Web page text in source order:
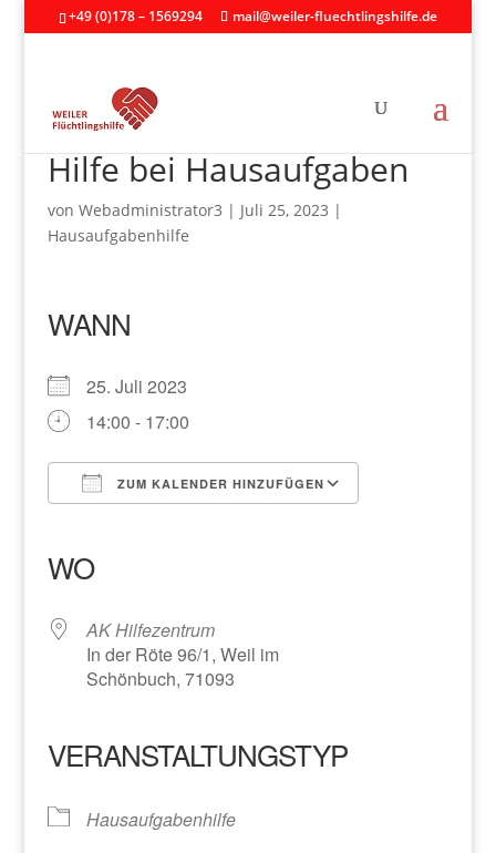
+49 (0)178 – 1569294 mail@weiler-fluechtlingshilfe.de
Hilfe bei Hausaufgaben
von Webadministrator3 | Juli 25, 2023 |
Hausaufgabenhilfe
WANN
25. Juli 2023
14:00 - 17:00
ZUM KALENDER HINZUFÜGEN
WO
AK Hilfezentrum
In der Röte 96/1, Weil im
Schönbuch, 71093
VERANSTALTUNGSTYP
Hausaufgabenhilfe